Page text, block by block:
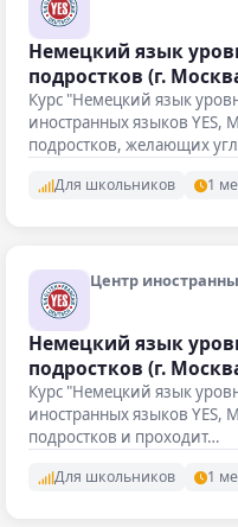
Немецкий язык
подростков (г.
Курс "Немецкий язык
иностранных языков YES,
подростков, желающих
Для школьников 1
Центр
Немецкий язык
подростков (г.
Курс "Немецкий язык
иностранных языков YES,
подростков и проходит…
Для школьников 1